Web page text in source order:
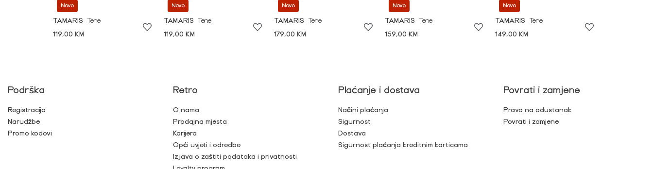
Novo
TAMARIS
Tene
119,00 KM
Novo
TAMARIS
Tene
119,00 KM
Novo
TAMARIS
Tene
179,00 KM
Novo
TAMARIS
Tene
159,00 KM
Novo
TAMARIS
Tene
149,00 KM
Podrška
Registracija
Narudžbe
Promo kodovi
Retro
O nama
Prodajna mjesta
Karijera
Opći uvjeti i odredbe
Izjava o zaštiti podataka i privatnosti
Plaćanje i dostava
Načini plaćanja
Sigurnost
Dostava
Sigurnost plaćanja kreditnim karticama
Povrati i zamjene
Pravo na odustanak
Povrati i zamjene